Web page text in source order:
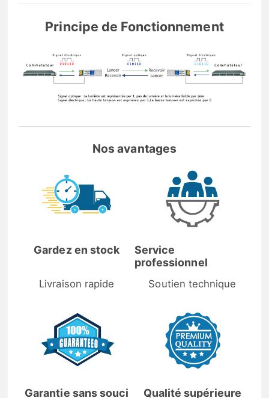
Principe de Fonctionnement
Nos avantages
Gardez en stock
Livraison rapide
Service
professionnel
Soutien technique
Garantie sans souci Qualité supérieure